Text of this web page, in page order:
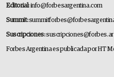
Editorial:info@forbesargentina.com
Summit:
Suscripciones:suscripciones@forbes.ar
Forbes Argentina es publicada por HT